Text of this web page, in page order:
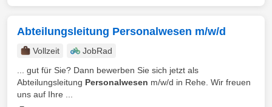
Abteilungsleitung Personalwesen m/w/d
Vollzeit
JobRad
... gut für Sie? Dann bewerben Sie sich jetzt als
Abteilungsleitung Personalwesen m/w/d in Rehe. Wir freuen
uns auf Ihre ...